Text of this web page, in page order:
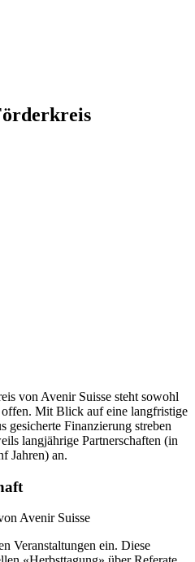
von Avenir Suisse steht sowohl
offen. Mit Blick auf eine langfristige
gesicherte Finanzierung streben
langjährige Partnerschaften (in
Jahren) an.
Avenir Suisse
Veranstaltungen ein. Diese